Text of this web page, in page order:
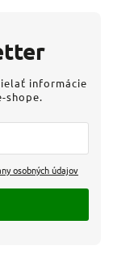
informácie
shope.
osobných údajov